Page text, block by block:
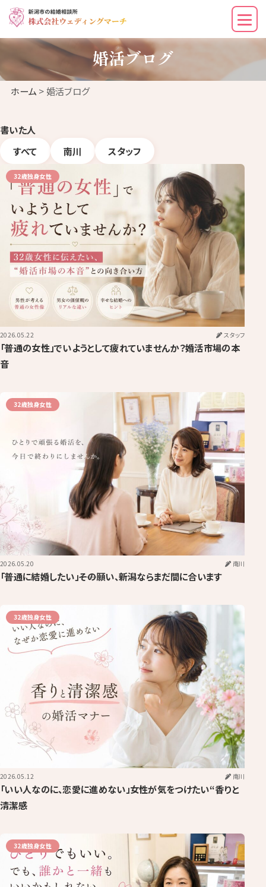
婚活ブログ
ホーム > 婚活ブログ
書いた人
すべて
南川 スタッフ
32歳独身女性
2026.05.22 スタッフ
「普通の女性」でいようとして疲れていませんか？婚活市場の本
音
32歳独身女性
2026.05.20 南川
「普通に結婚したい」――その願い、新潟ならまだ間に合います
32歳独身女性
2026.05.12 南川
「いい人なのに、恋愛に進めない」女性が気をつけたい“香りと
清潔感
32歳独身女性